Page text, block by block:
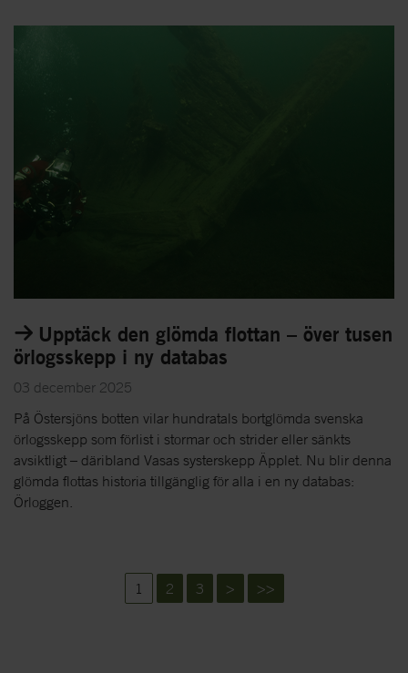
Upptäck den glömda flottan – över tusen
örlogsskepp i ny databas
03 december 2025
På Östersjöns botten vilar hundratals bortglömda svenska
örlogsskepp som förlist i stormar och strider eller sänkts
avsiktligt – däribland Vasas systerskepp Äpplet. Nu blir denna
glömda flottas historia tillgänglig för alla i en ny databas:
Örloggen.
1 2 3 > >>